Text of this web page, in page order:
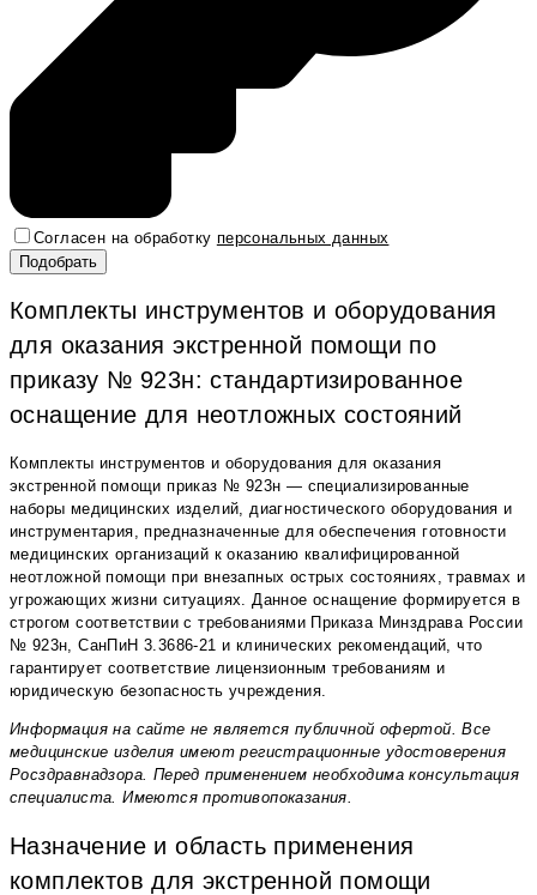
Согласен на обработку персональных данных
Комплекты инструментов и оборудования
для оказания экстренной помощи по
приказу № 923н: стандартизированное
оснащение для неотложных состояний
Комплекты инструментов и оборудования для оказания
экстренной помощи приказ № 923н — специализированные
наборы медицинских изделий, диагностического оборудования и
инструментария, предназначенные для обеспечения готовности
медицинских организаций к оказанию квалифицированной
неотложной помощи при внезапных острых состояниях, травмах и
угрожающих жизни ситуациях. Данное оснащение формируется в
строгом соответствии с требованиями Приказа Минздрава России
№ 923н, СанПиН 3.3686-21 и клинических рекомендаций, что
гарантирует соответствие лицензионным требованиям и
юридическую безопасность учреждения.
Информация на сайте не является публичной офертой. Все
медицинские изделия имеют регистрационные удостоверения
Росздравнадзора. Перед применением необходима консультация
специалиста. Имеются противопоказания.
Назначение и область применения
комплектов для экстренной помощи